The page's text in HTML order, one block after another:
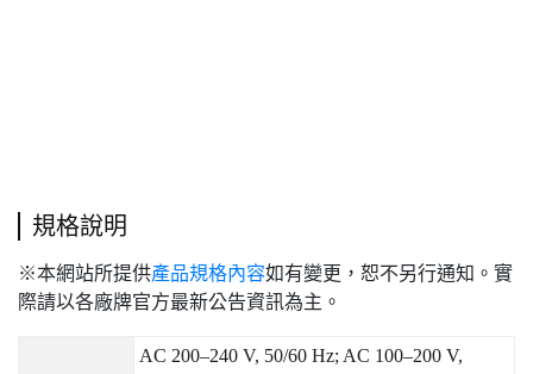
規格說明
※本網站所提供產品規格內容如有變更，恕不另行通知。實
際請以各廠牌官方最新公告資訊為主。
AC 200–240 V, 50/60 Hz; AC 100–200 V,